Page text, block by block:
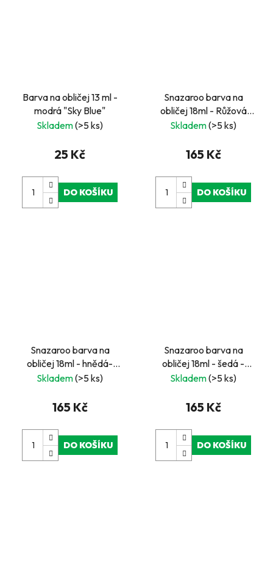
Barva na obličej 13 ml -
modrá "Sky Blue"
Skladem(>5 ks)
25 Kč
DO KOŠÍKU
Snazaroo barva na
obličej 18ml - Růžová
fuchsie - "Fuchsia Pink"
Skladem(>5 ks)
165 Kč
DO KOŠÍKU
Snazaroo barva na
obličej 18ml - hnědá-
odstín "Burgundy"
Skladem(>5 ks)
165 Kč
DO KOŠÍKU
Snazaroo barva na
obličej 18ml - šedá -
"Light Grey"
Skladem(>5 ks)
165 Kč
DO KOŠÍKU